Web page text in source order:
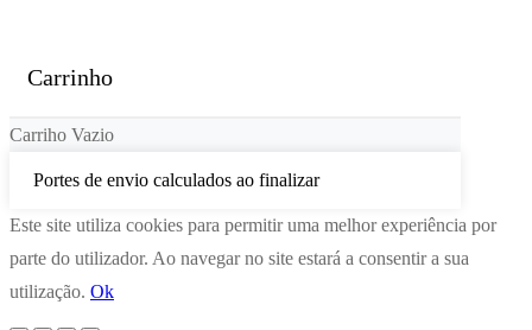
Carrinho
Carriho Vazio
Portes de envio calculados ao finalizar
Este site utiliza cookies para permitir uma melhor experiência por
parte do utilizador. Ao navegar no site estará a consentir a sua
utilização. Ok